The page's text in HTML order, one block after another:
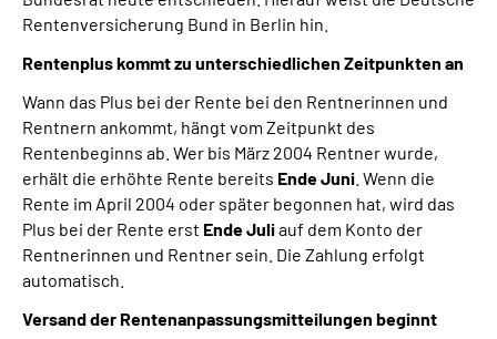
Inhalte in Gebärdensprache (DGS)
Leichte Sprache
Mein Kundenportal
Rentenversicherung Bund in Berlin hin.
Rentenplus kommt zu unterschiedlichen Zeitpunkten an
Wann das Plus bei der Rente bei den Rentnerinnen und
Rentnern ankommt, hängt vom Zeitpunkt des
Rentenbeginns ab. Wer bis März 2004 Rentner wurde,
erhält die erhöhte Rente bereits Ende Juni . Wenn die
Rente im April 2004 oder später begonnen hat, wird das
Plus bei der Rente erst Ende Juliauf dem Konto der
Rentnerinnen und Rentner sein. Die Zahlung erfolgt
automatisch.
Versand der Rentenanpassungs­mitteilungen beginnt